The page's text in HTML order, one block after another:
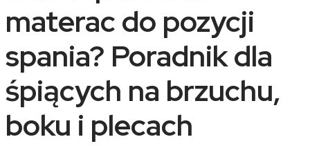
materac do pozycji
spania? Poradnik dla
śpiących na brzuchu,
boku i plecach